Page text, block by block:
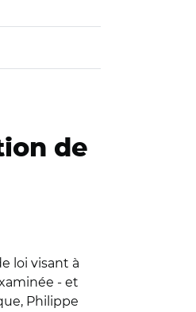
de
loi visant à
- et
Philippe